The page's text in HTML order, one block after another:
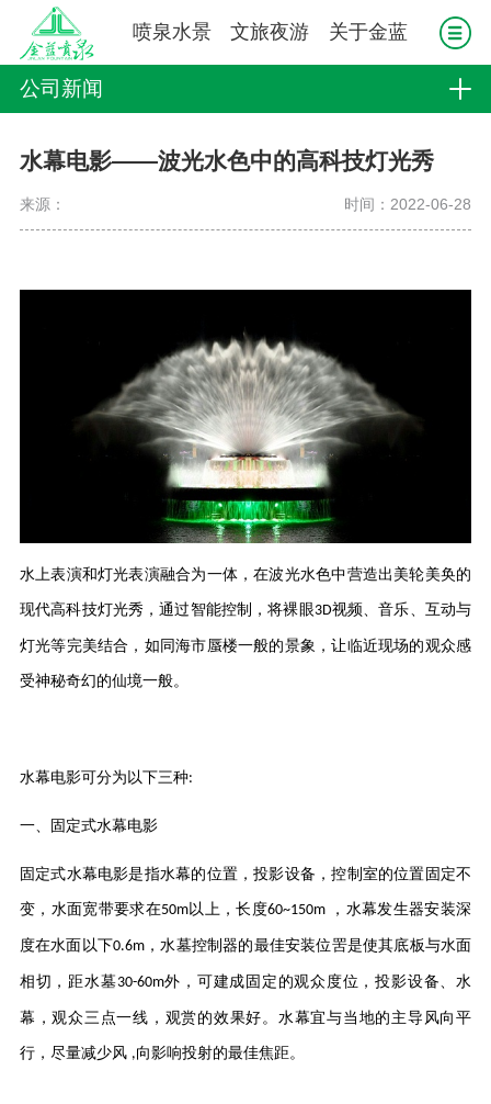
喷泉水景 文旅夜游 关于金蓝
公司新闻
水幕电影——波光水色中的高科技灯光秀
来源： 时间：2022-06-28
水上表演和灯光表演融合为一体，在波光水色中营造出美轮美奂的
现代高科技灯光秀，通过智能控制，将裸眼3D视频、音乐、互动与
灯光等完美结合，如同海市蜃楼一般的景象，让临近现场的观众感
受神秘奇幻的仙境一般。
水幕电影可分为以下三种:
一、固定式水幕电影
固定式水幕电影是指水幕的位置，投影设备，控制室的位置固定不
变，水面宽带要求在50m以上，长度60~150m ，水幕发生器安装深
度在水面以下0.6m ，水墓控制器的最佳安装位罟是使其底板与水面
相切，距水墓30-60m外，可建成固定的观众度位，投影设备、水
幕，观众三点一线，观赏的效果好。水幕宜与当地的主导风向平
行，尽量减少风 ,向影响投射的最佳焦距。